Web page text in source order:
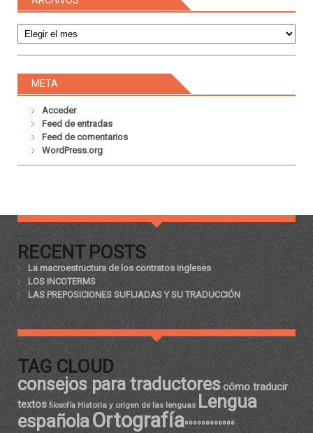
META
Acceder
Feed de entradas
Feed de comentarios
WordPress.org
RECENT POSTS
La macroestructura de los contratos ingleses
LOS INCOTERMS
LAS PREPOSICIONES SUFIJADAS Y SU TRADUCCIÓN
TAG CLOUD
consejos para traductorescómo traducir
textos filosofía Historia y origen de las lenguas Lengua
españolaOrtografíaºººººººººººº